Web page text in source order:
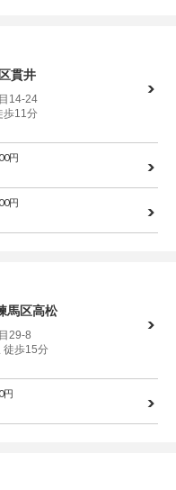
貫井
14-24
歩11分
円
円
馬区高松
29-8
徒歩15分
円